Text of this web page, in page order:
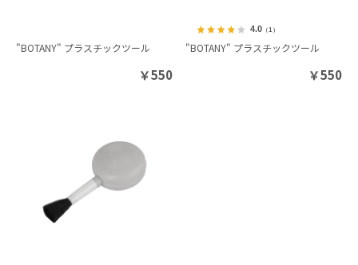
"BOTANY" プラスチックツール
￥550
4.0 （1）
"BOTANY" プラスチックツール
￥550